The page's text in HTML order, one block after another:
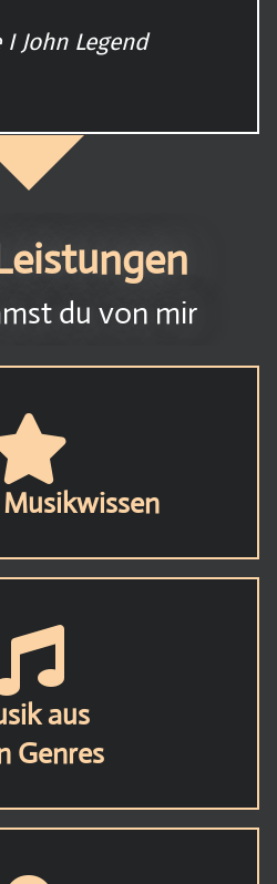
John Legend
du von mir
Musikwissen
aus
Genres